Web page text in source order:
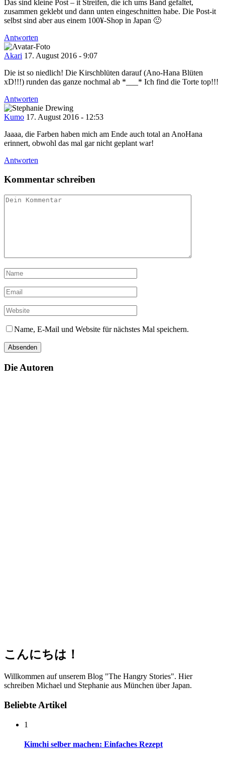
Das sind kleine Post – it Streifen, die ich ums Band gefaltet,
zusammen geklebt und dann unten eingeschnitten habe. Die Post-it
selbst sind aber aus einem 100¥-Shop in Japan 🙂
Antworten
Akari 17. August 2016 - 9:07
Die ist so niedlich! Die Kirschblüten darauf (Ano-Hana Blüten
xD!!!) runden das ganze nochmal ab *___* Ich find die Torte top!!!
Antworten
Kumo 17. August 2016 - 12:53
Jaaaa, die Farben haben mich am Ende auch total an AnoHana
erinnert, obwohl das mal gar nicht geplant war!
Antworten
Kommentar schreiben
Name, E-Mail und Website für nächstes Mal speichern.
Die Autoren
こんにちは！
Willkommen auf unserem Blog "The Hangry Stories". Hier
schreiben Michael und Stephanie aus München über Japan.
Beliebte Artikel
1
Kimchi selber machen: Einfaches Rezept